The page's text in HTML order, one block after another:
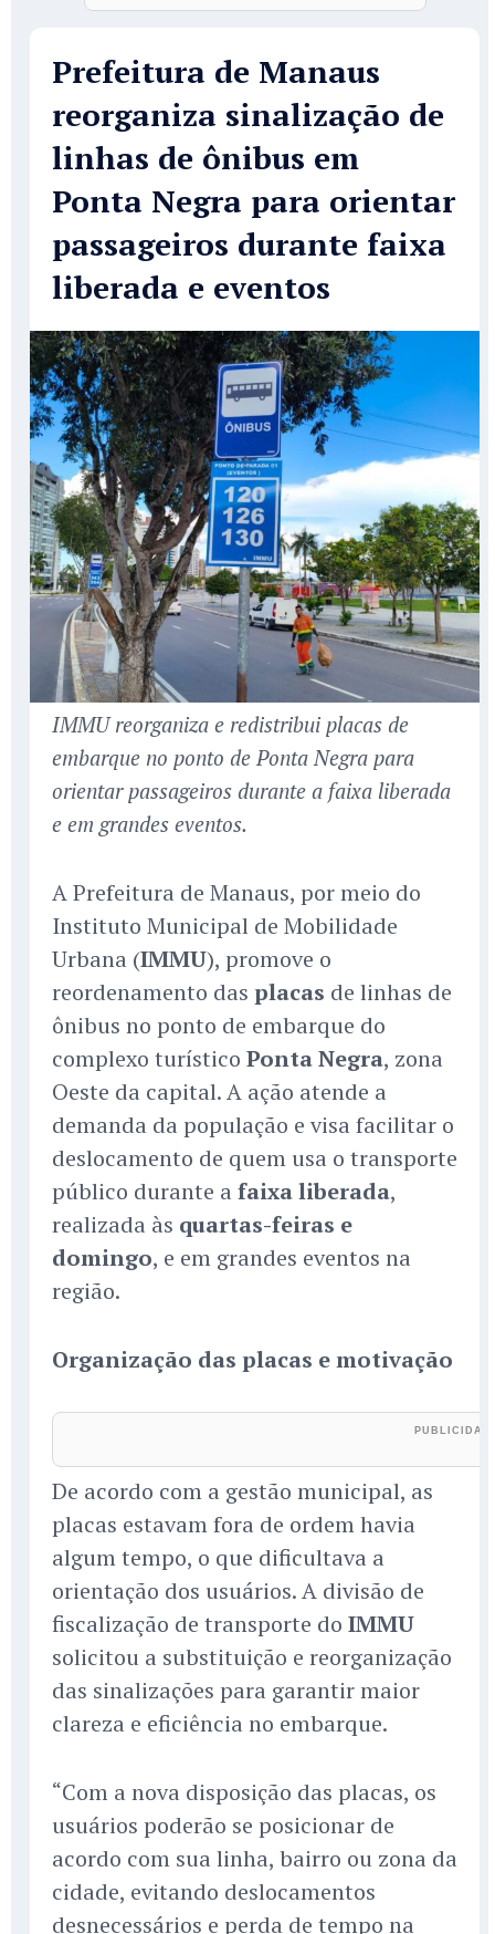
Prefeitura de Manaus
reorganiza sinalização de
linhas de ônibus em
Ponta Negra para orientar
passageiros durante faixa
liberada e eventos
IMMU reorganiza e redistribui placas de
embarque no ponto de Ponta Negra para
orientar passageiros durante a faixa liberada
e em grandes eventos.
A Prefeitura de Manaus, por meio do
Instituto Municipal de Mobilidade
Urbana (IMMU), promove o
reordenamento das placas de linhas de
ônibus no ponto de embarque do
complexo turístico Ponta Negra, zona
Oeste da capital. A ação atende a
demanda da população e visa facilitar o
deslocamento de quem usa o transporte
público durante a faixa liberada,
realizada às quartas-feiras e
domingo, e em grandes eventos na
região.
Organização das placas e motivação
De acordo com a gestão municipal, as
placas estavam fora de ordem havia
algum tempo, o que dificultava a
orientação dos usuários. A divisão de
fiscalização de transporte do IMMU
solicitou a substituição e reorganização
das sinalizações para garantir maior
clareza e eficiência no embarque.
“Com a nova disposição das placas, os
usuários poderão se posicionar de
acordo com sua linha, bairro ou zona da
cidade, evitando deslocamentos
desnecessários e perda de tempo na